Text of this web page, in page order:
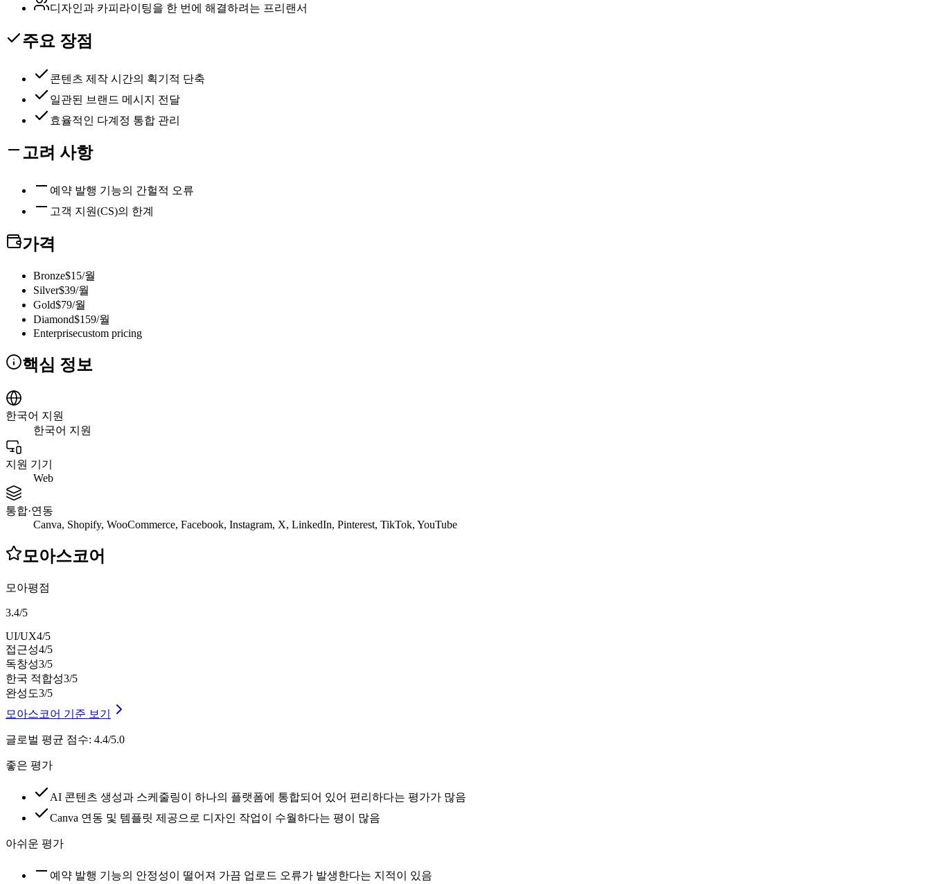
디자인과 카피라이팅을 한 번에 해결하려는 프리랜서
주요 장점
콘텐츠 제작 시간의 획기적 단축
일관된 브랜드 메시지 전달
효율적인 다계정 통합 관리
고려 사항
예약 발행 기능의 간헐적 오류
고객 지원(CS)의 한계
가격
Bronze$15/월
Silver$39/월
Gold$79/월
Diamond$159/월
Enterprisecustom pricing
핵심 정보
한국어 지원
한국어 지원
지원 기기
Web
통합·연동
Canva, Shopify, WooCommerce, Facebook, Instagram, X, LinkedIn, Pinterest, TikTok, YouTube
모아스코어
모아평점
3.4/5
UI/UX4/5
접근성4/5
독창성3/5
한국 적합성3/5
완성도3/5
모아스코어 기준 보기
글로벌 평균 점수: 4.4/5.0
좋은 평가
AI 콘텐츠 생성과 스케줄링이 하나의 플랫폼에 통합되어 있어 편리하다는 평가가 많음
Canva 연동 및 템플릿 제공으로 디자인 작업이 수월하다는 평이 많음
아쉬운 평가
예약 발행 기능의 안정성이 떨어져 가끔 업로드 오류가 발생한다는 지적이 있음